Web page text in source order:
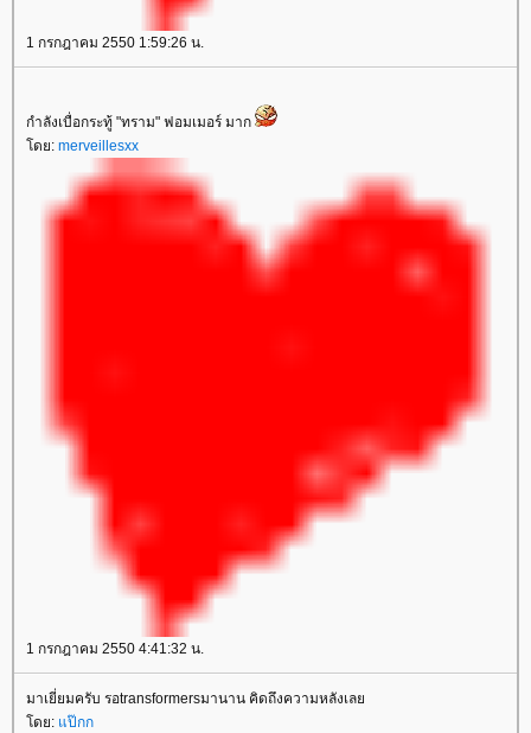
1 กรกฎาคม 2550 1:59:26 น.
กำลังเบื่อกระทู้ "ทราม" ฟอมเมอร์ มาก
ดย: merveillesxx
1 กรกฎาคม 2550 4:41:32 น.
มาเยี่ยมครับ รอtransformersมานาน คิดถึงความหลังเล
ดย: ป๊กก